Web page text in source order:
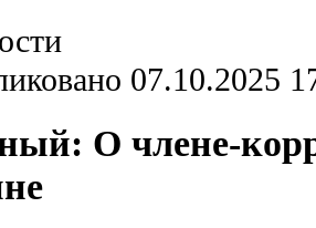
07.10.2025
О члене-